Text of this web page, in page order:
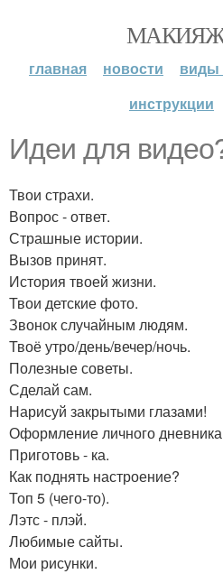
МАКИЯЖ
главная новости виды
инструкции
Идеи для
Твои страхи.
Вопрос - ответ.
Страшные истории.
Вызов принят.
История твоей жизни.
Твои детские фото.
Звонок случайным людям.
Твоё утро/день/вечер/ночь.
Полезные советы.
Сделай сам.
Нарисуй закрытыми глазами!
Оформление личного
Приготовь - ка.
Как поднять настроение?
Топ 5 (чего-то).
Лэтс - плэй.
Любимые сайты.
Мои рисунки.